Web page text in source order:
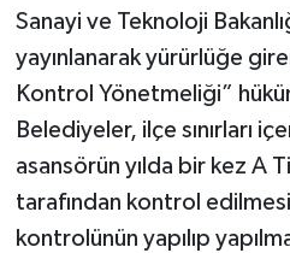
Sanayi ve Teknoloji
yayınlanarak yürürlüğe
Kontrol Yönetmeliği”
Belediyeler, ilçe sınırları
asansörün yılda bir kez A
tarafından kontrol
kontrolünün yapılıp